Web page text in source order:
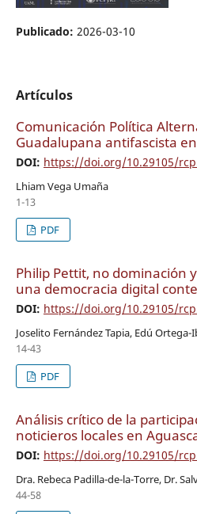
Publicado: 2026-03-10
Artículos
Comunicación Política
Guadalupana antifascista
DOI: https://doi.org/10.29105/
Lhiam Vega Umaña
1-13
PDF
Philip Pettit, no dominación
una democracia digital
DOI: https://doi.org/10.29105/
Joselito Fernández Tapia, Edú Ortega-
14-43
PDF
Análisis crítico de la
noticieros locales en
DOI: https://doi.org/10.29105/
Dra. Rebeca Padilla-de-la-Torre, Dr.
44-58